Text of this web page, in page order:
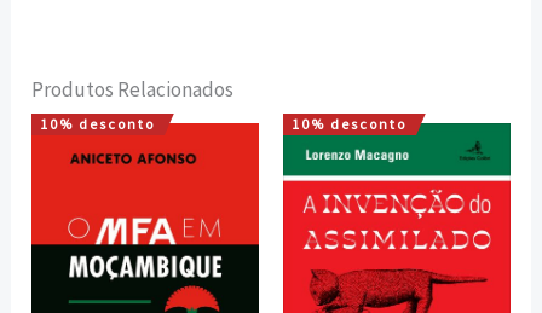
Produtos Relacionados
10% desconto
O
preço
20,00 €.
O
preço
18,00 €.
10% desconto
O
preço
original
era:
14,20 €.
O
preço
atual
é:
12,78 €.